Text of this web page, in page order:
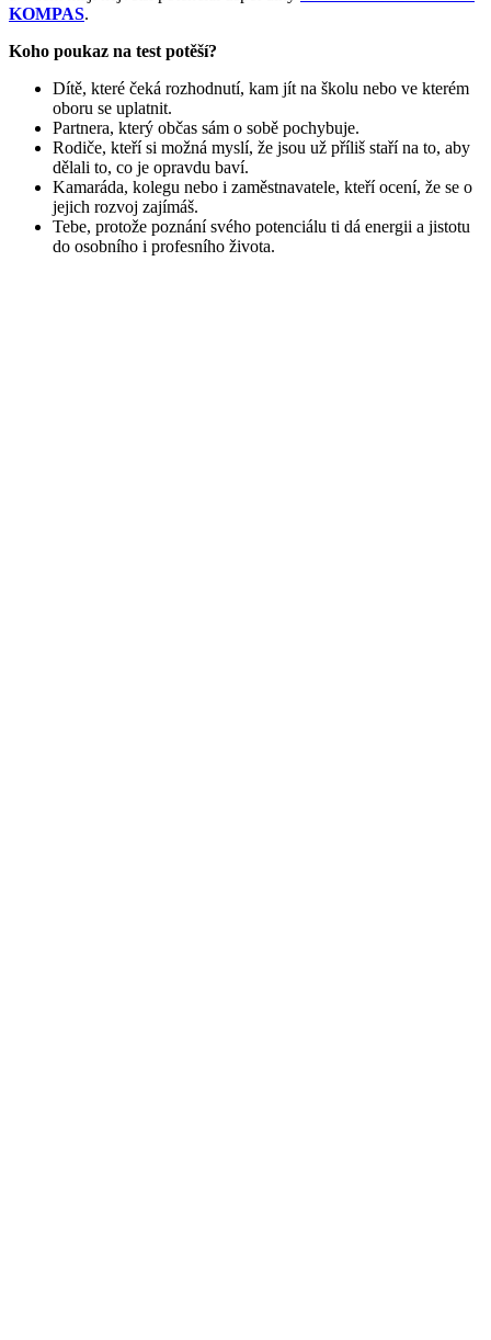
KOMPAS.
Koho poukaz na test potěší?
Dítě, které čeká rozhodnutí, kam jít na školu nebo ve kterém
oboru se uplatnit.
Partnera, který občas sám o sobě pochybuje.
Rodiče, kteří si možná myslí, že jsou už příliš staří na to, aby
dělali to, co je opravdu baví.
Kamaráda, kolegu nebo i zaměstnavatele, kteří ocení, že se o
jejich rozvoj zajímáš.
Tebe, protože poznání svého potenciálu ti dá energii a jistotu
do osobního i profesního života.